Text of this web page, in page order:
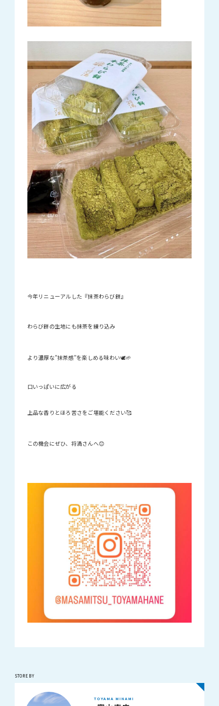
今年リニューアルした『抹茶わらび餅』
わらび餅の生地にも抹茶を練り込み
より濃厚な”抹茶感”を楽しめる味わい🕊‪🌱‬
口いっぱいに広がる
上品な香りとほろ苦さをご堪能ください🥰
この機会にぜひ、将満さんへ😊
STORE BY
TOYAMA MINAMI